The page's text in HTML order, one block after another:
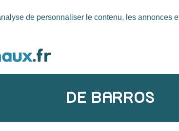
de personnaliser le contenu, les annonces
DE BARROS